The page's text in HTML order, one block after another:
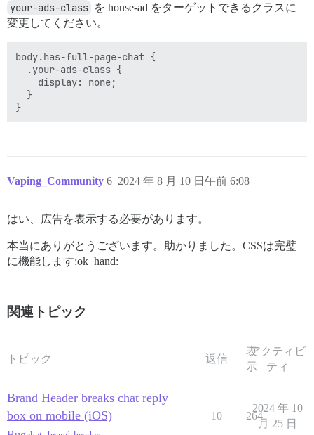
your-ads-class を house-ad をターゲットできるクラスに
変更してください。
body.has-full-page-chat {
  .your-ads-class {
    display: none;
  }
Vaping_Community 2024 年 8 月 10 日午前 6:08
6
はい、広告を表示する必要があります。
本当にありがとうございます。助かりました。CSSは完璧
に機能します:ok_hand:
関連トピック
トピック 返信
表
示
アクティビ
ティ
Brand Header breaks chat reply
box on mobile (iOS)
10 264
2024 年 10
月 25 日